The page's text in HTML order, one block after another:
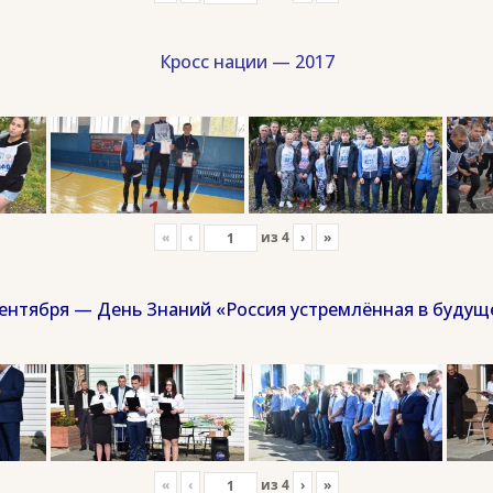
Кросс нации — 2017
« ‹ из 4 › »
— День Знаний «Россия устремлённая в
« ‹ из 4 › »